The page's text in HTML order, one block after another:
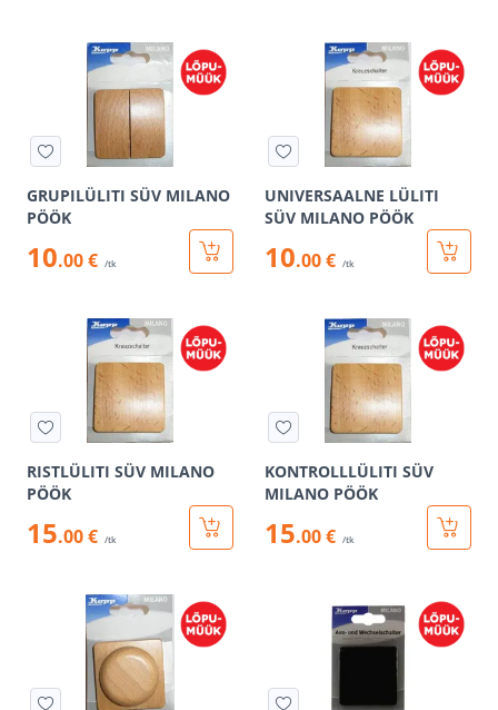
GRUPILÜLITI SÜV MILANO
PÖÖK
10.00 € /tk
UNIVERSAALNE LÜLITI
SÜV MILANO PÖÖK
10.00 € /tk
RISTLÜLITI SÜV MILANO
PÖÖK
15.00 € /tk
KONTROLLLÜLITI SÜV
MILANO PÖÖK
15.00 € /tk